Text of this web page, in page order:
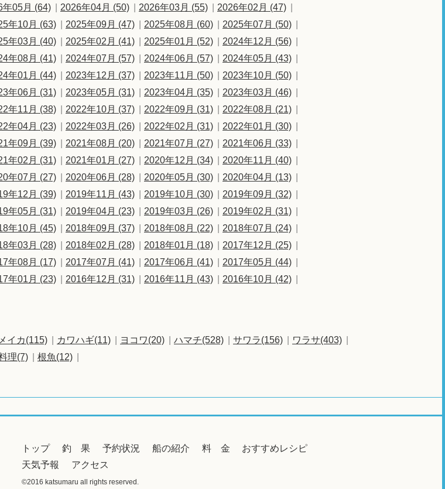
年05月 (64) 2026年04月 (50) 2026年03月 (55)
2026年02月 (47)
年10月 (63) 2025年09月 (47) 2025年08月 (60)
2025年07月 (50)
年03月 (40) 2025年02月 (41) 2025年01月 (52)
2024年12月 (56)
年08月 (41) 2024年07月 (57) 2024年06月 (57)
2024年05月 (43)
年01月 (44) 2023年12月 (37) 2023年11月 (50)
2023年10月 (50)
年06月 (31) 2023年05月 (31) 2023年04月 (35)
2023年03月 (46)
年11月 (38) 2022年10月 (37) 2022年09月 (31)
2022年08月 (21)
年04月 (23) 2022年03月 (26) 2022年02月 (31)
2022年01月 (30)
年09月 (39) 2021年08月 (20) 2021年07月 (27)
2021年06月 (33)
年02月 (31) 2021年01月 (27) 2020年12月 (34)
2020年11月 (40)
年07月 (27) 2020年06月 (28) 2020年05月 (30)
2020年04月 (13)
年12月 (39) 2019年11月 (43) 2019年10月 (30)
2019年09月 (32)
年05月 (31) 2019年04月 (23) 2019年03月 (26)
2019年02月 (31)
年10月 (45) 2018年09月 (37) 2018年08月 (22)
2018年07月 (24)
年03月 (28) 2018年02月 (28) 2018年01月 (18)
2017年12月 (25)
年08月 (17) 2017年07月 (41) 2017年06月 (41)
2017年05月 (44)
年01月 (23) 2016年12月 (31) 2016年11月 (43)
2016年10月 (42)
イカ(115) カワハギ(11) ヨコワ(20) ハマチ(528) サワラ(156)
ワラサ(403)
理(7) 根魚(12)
トップ 釣 果 予約状況 船の紹介 料 金
おすすめレシピ
天気予報
アクセス
©2016 katsumaru all rights reserved.